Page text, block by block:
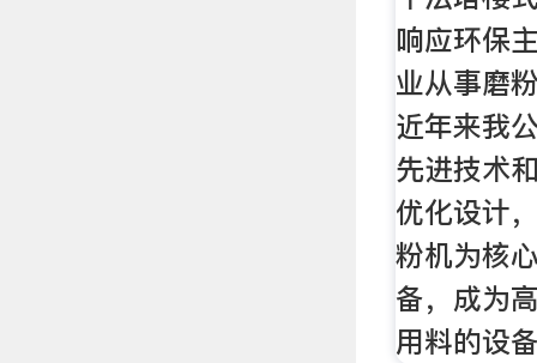
响应环保
业从事磨
近年来我
先进技术
优化设计
粉机为核
备，成为
用料的设